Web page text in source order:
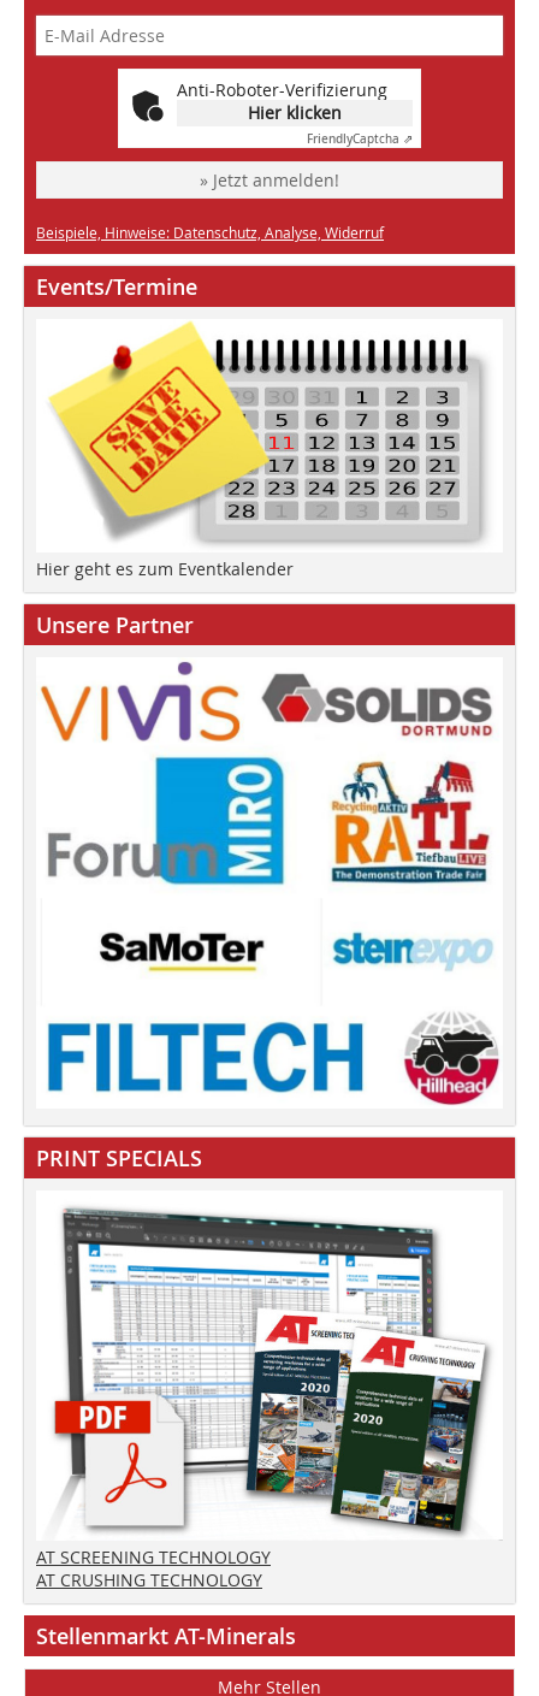
Anti-Roboter-Verifizierung
Hier klicken
FriendlyCaptcha ⇗
» Jetzt anmelden!
Beispiele, Hinweise: Datenschutz, Analyse, Widerruf
Events/Termine
Hier geht es zum Eventkalender
Unsere Partner
PRINT SPECIALS
AT SCREENING TECHNOLOGY
AT CRUSHING TECHNOLOGY
Stellenmarkt AT-Minerals
Mehr Stellen